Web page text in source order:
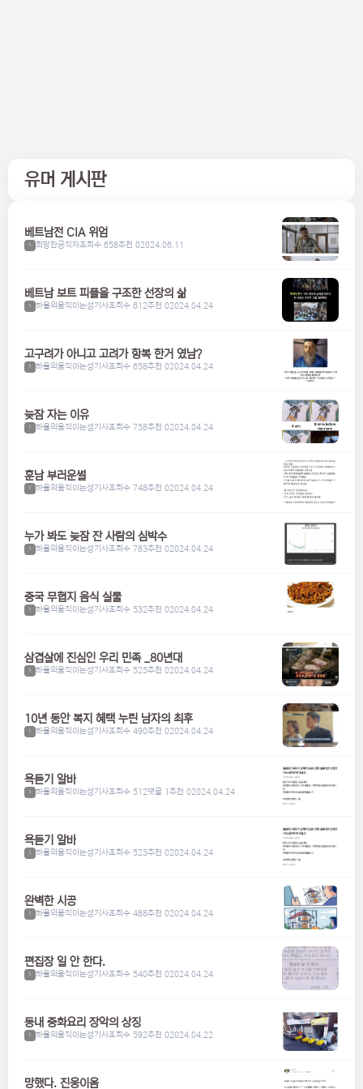
유머 게시판
베트남전 CIA 위엄
1 희망찬공직자조회수 658추천 02024.06.11
베트남 보트 피플을 구조한 선장의 삶
1 하울의움직이는성기사조회수 612추천 02024.04.24
고구려가 아니고 고려가 항복 한거 였남?
1 하울의움직이는성기사조회수 658추천 02024.04.24
늦잠 자는 이유
1 하울의움직이는성기사조회수 758추천 02024.04.24
훈남 부러운썰
1 하울의움직이는성기사조회수 748추천 02024.04.24
누가 봐도 늦잠 잔 사람의 심박수
1 하울의움직이는성기사조회수 783추천 02024.04.24
중국 무협지 음식 실물
1 하울의움직이는성기사조회수 532추천 02024.04.24
삼겹살에 진심인 우리 민족 _80년대
1 하울의움직이는성기사조회수 525추천 02024.04.24
10년 동안 복지 혜택 누린 남자의 최후
1 하울의움직이는성기사조회수 490추천 02024.04.24
욕듣기 알바
1 하울의움직이는성기사조회수 512댓글 1 추천 02024.04.24
욕듣기 알바
1 하울의움직이는성기사조회수 523추천 02024.04.24
완벽한 시공
1 하울의움직이는성기사조회수 488추천 02024.04.24
편집장 일 안 한다.
1 하울의움직이는성기사조회수 540추천 02024.04.24
동내 중화요리 장악의 상징
1 하울의움직이는성기사조회수 592추천 02024.04.22
망했다. 진웅이옴